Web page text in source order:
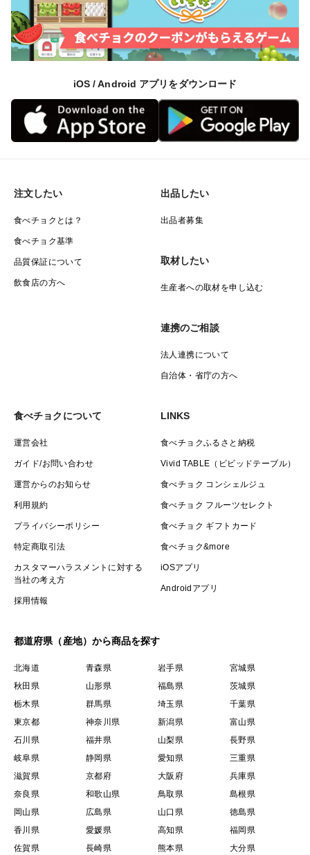
iOS / Android アプリをダウンロード
注文したい
食べチョクとは？
食べチョク基準
品質保証について
飲食店の方へ
出品したい
出品者募集
取材したい
生産者への取材を申し込む
連携のご相談
法人連携について
自治体・省庁の方へ
食べチョクについて
運営会社
ガイド/お問い合わせ
運営からのお知らせ
利用規約
プライバシーポリシー
特定商取引法
カスタマーハラスメントに対する
当社の考え方
採用情報
LINKS
食べチョクふるさと納税
Vivid TABLE（ビビッドテーブル）
食べチョク コンシェルジュ
食べチョク フルーツセレクト
食べチョク ギフトカード
食べチョク&more
iOSアプリ
Androidアプリ
都道府県（産地）から商品を探す
北海道 青森県 岩手県
宮城県
秋田県
山形県 福島県
茨城県
栃木県
群馬県 埼玉県
千葉県
東京都
神奈川県 新潟県
富山県
石川県
福井県 山梨県
長野県
岐阜県
静岡県 愛知県
三重県
滋賀県
京都府 大阪府
兵庫県
奈良県
和歌山県 鳥取県
島根県
岡山県
広島県 山口県
徳島県
香川県
愛媛県 高知県
福岡県
佐賀県
長崎県 熊本県 大分県